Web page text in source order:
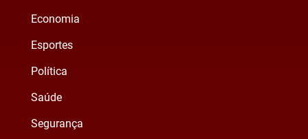
Economia
Esportes
Política
Saúde
Segurança